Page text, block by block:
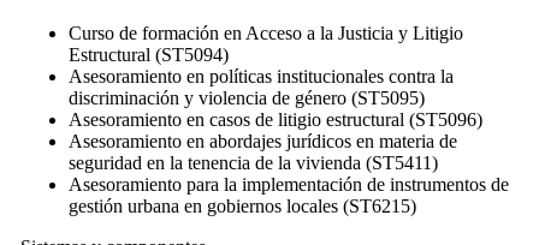
Curso de formación en Acceso a la Justicia y Litigio
Estructural (ST5094)
Asesoramiento en políticas institucionales contra la
discriminación y violencia de género (ST5095)
Asesoramiento en casos de litigio estructural (ST5096)
Asesoramiento en abordajes jurídicos en materia de
seguridad en la tenencia de la vivienda (ST5411)
Asesoramiento para la implementación de instrumentos de
gestión urbana en gobiernos locales (ST6215)